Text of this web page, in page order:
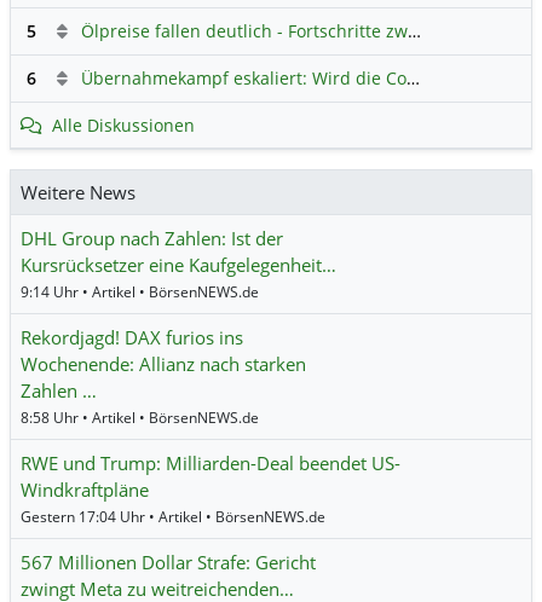
5 Ölpreise fallen deutlich - Fortschritte zwischen USA und Iran belasten
6 Übernahmekampf eskaliert: Wird die Commerzbank italienisch?
Alle Diskussionen
Weitere News
DHL Group nach Zahlen: Ist der
Kursrücksetzer eine Kaufgelegenheit…
9:14 Uhr • Artikel • BörsenNEWS.de
Rekordjagd! DAX furios ins
Wochenende: Allianz nach starken
Zahlen …
8:58 Uhr • Artikel • BörsenNEWS.de
RWE und Trump: Milliarden-Deal beendet US-
Windkraftpläne
Gestern 17:04 Uhr • Artikel • BörsenNEWS.de
567 Millionen Dollar Strafe: Gericht
zwingt Meta zu weitreichenden…